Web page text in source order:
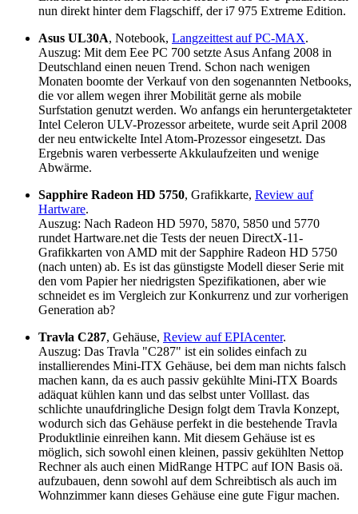
nun direkt hinter dem Flagschiff, der i7 975 Extreme Edition.
Asus UL30A, Notebook, Langzeittest auf PC-MAX.
Auszug: Mit dem Eee PC 700 setzte Asus Anfang 2008 in
Deutschland einen neuen Trend. Schon nach wenigen
Monaten boomte der Verkauf von den sogenannten Netbooks,
die vor allem wegen ihrer Mobilität gerne als mobile
Surfstation genutzt werden. Wo anfangs ein heruntergetakteter
Intel Celeron ULV-Prozessor arbeitete, wurde seit April 2008
der neu entwickelte Intel Atom-Prozessor eingesetzt. Das
Ergebnis waren verbesserte Akkulaufzeiten und wenige
Abwärme.
Sapphire Radeon HD 5750, Grafikkarte, Review auf
Hartware.
Auszug: Nach Radeon HD 5970, 5870, 5850 und 5770
rundet Hartware.net die Tests der neuen DirectX-11-
Grafikkarten von AMD mit der Sapphire Radeon HD 5750
(nach unten) ab. Es ist das günstigste Modell dieser Serie mit
den vom Papier her niedrigsten Spezifikationen, aber wie
schneidet es im Vergleich zur Konkurrenz und zur vorherigen
Generation ab?
Travla C287, Gehäuse, Review auf EPIAcenter.
Auszug: Das Travla "C287" ist ein solides einfach zu
installierendes Mini-ITX Gehäuse, bei dem man nichts falsch
machen kann, da es auch passiv gekühlte Mini-ITX Boards
adäquat kühlen kann und das selbst unter Volllast. das
schlichte unaufdringliche Design folgt dem Travla Konzept,
wodurch sich das Gehäuse perfekt in die bestehende Travla
Produktlinie einreihen kann. Mit diesem Gehäuse ist es
möglich, sich sowohl einen kleinen, passiv gekühlten Nettop
Rechner als auch einen MidRange HTPC auf ION Basis oä.
aufzubauen, denn sowohl auf dem Schreibtisch als auch im
Wohnzimmer kann dieses Gehäuse eine gute Figur machen.